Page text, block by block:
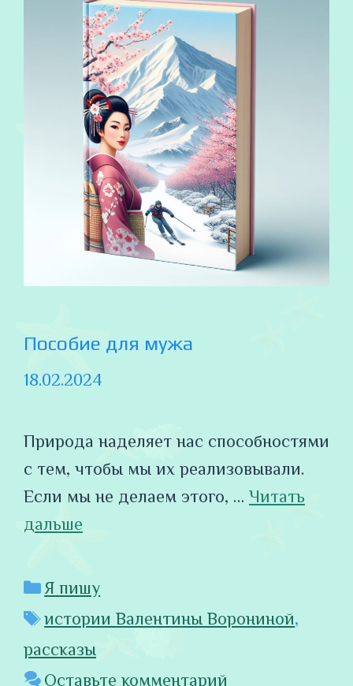
Пособие для мужа
18.02.2024
Природа наделяет нас способностями
с тем, чтобы мы их реализовывали.
Если мы не делаем этого, … Читать
дальше
Рубрики
Я пишу
Метки
истории Валентины Ворониной,
рассказы
Оставьте комментарий